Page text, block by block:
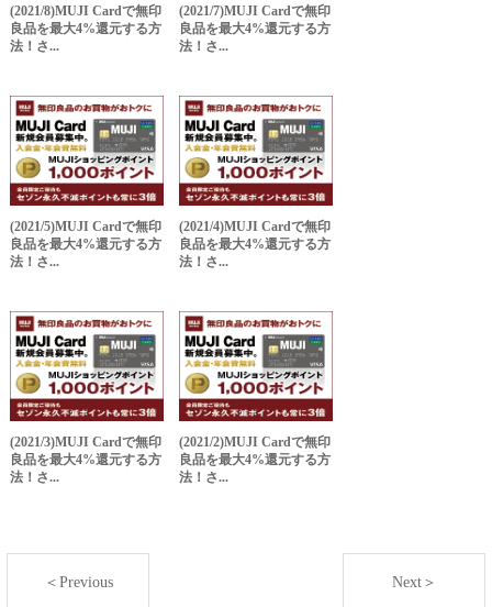
(2021/8)MUJI Cardで無印
良品を最大4%還元する方
法！さ...
(2021/7)MUJI Cardで無印
良品を最大4%還元する方
法！さ...
(2021/5)MUJI Cardで無印
良品を最大4%還元する方
法！さ...
(2021/4)MUJI Cardで無印
良品を最大4%還元する方
法！さ...
(2021/3)MUJI Cardで無印
良品を最大4%還元する方
法！さ...
(2021/2)MUJI Cardで無印
良品を最大4%還元する方
法！さ...
＜Previous Next＞